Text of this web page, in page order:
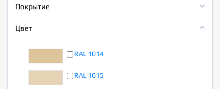
Покрытие
Цвет
RAL 1014
RAL 1015